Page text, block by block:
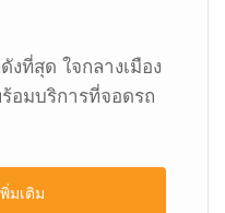
งที่สุด ใจกลางเมือง
อมบริการที่จอดรถ
มเติม